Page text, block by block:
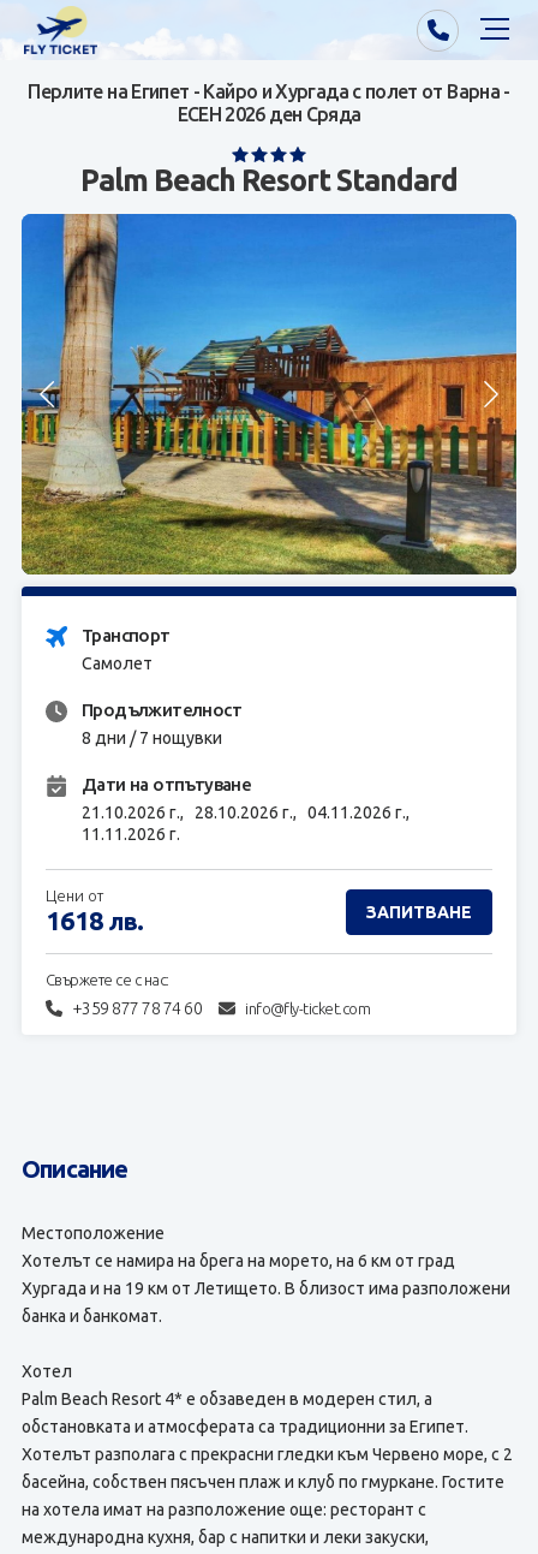
Почивки от Варна
Почивки от София/Пловдив/Бургас
Самолетни билети
Визи
Контакти
За нас
ЗАПИТВАНЕ
Перлите на Египет - Кайро и Хургада с полет от Варна -
ЕСЕН 2026 ден Сряда
Palm Beach Resort Standard
Транспорт
Самолет
Продължителност
8 дни / 7 нощувки
Дати на отпътуване
21.10.2026 г., 28.10.2026 г., 04.11.2026 г.,
11.11.2026 г.
Свържете се с нас:
+359 877 78 74 60 info@fly-ticket.com
Цени от
1618 лв. ЗАПИТВАНЕ
Описание
Местоположение
Хотелът се намира на брега на морето, на 6 км от град
Хургада и на 19 км от Летището. В близост има разположени
банка и банкомат.
Хотел
Palm Beach Resort 4* е обзаведен в модерен стил, а
обстановката и атмосферата са традиционни за Египет.
Хотелът разполага с прекрасни гледки към Червено море, с 2
басейна, собствен пясъчен плаж и клуб по гмуркане. Гостите
на хотела имат на разположение още: ресторант с
международна кухня, бар с напитки и леки закуски,